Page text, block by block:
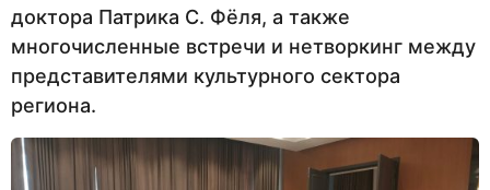
доктора Патрика С. Фёля, а также
многочисленные встречи и нетворкинг между
представителями культурного сектора
региона.